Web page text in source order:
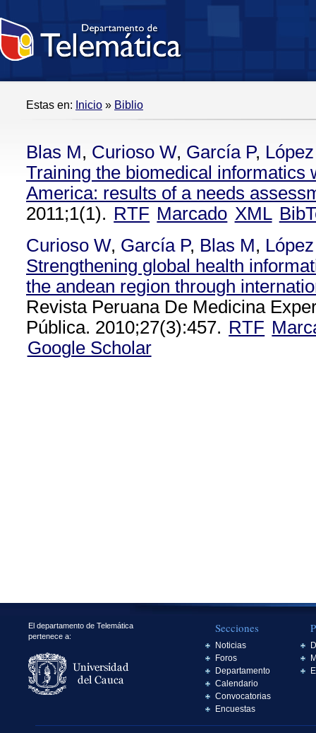
Estas en: Inicio » Biblio
Blas M, Curioso W, García P,
Training the biomedical informatics
America: results of a needs
2011;1(1). RTF Marcado XML
Curioso W, García P, Blas M,
Strengthening global health
the andean region through
Revista Peruana De Medicina
Pública. 2010;27(3):457. RTF
Google Scholar
El departamento de Telemática
pertenece a:
Secciones
Noticias
Foros
Departamento
Calendario
Convocatorias
Encuestas